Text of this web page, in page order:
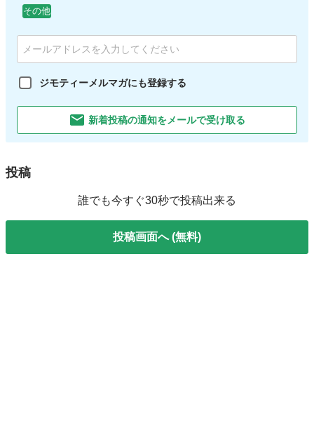
その他
ジモティーメルマガにも登録する
新着投稿の通知をメールで受け取る
投稿
誰でも今すぐ30秒で投稿出来る
投稿画面へ (無料)